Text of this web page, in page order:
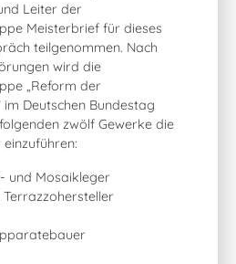
Leiter der
Meisterbrief für dieses
teilgenommen. Nach
wird die
„Reform der
Deutschen Bundestag
zwölf Gewerke die
und Mosaikleger